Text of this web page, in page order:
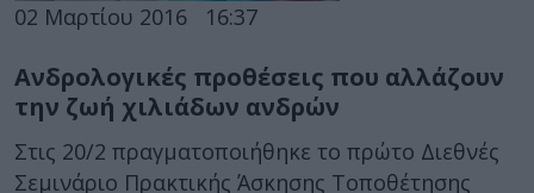
02 Μαρτίου 2016 16:37
Ανδρολογικές προθέσεις που αλλάζουν
την ζωή χιλιάδων ανδρών
Στις 20/2 πραγματοποιήθηκε το πρώτο Διεθνές
Σεμινάριο Πρακτικής Άσκησης Τοποθέτησης